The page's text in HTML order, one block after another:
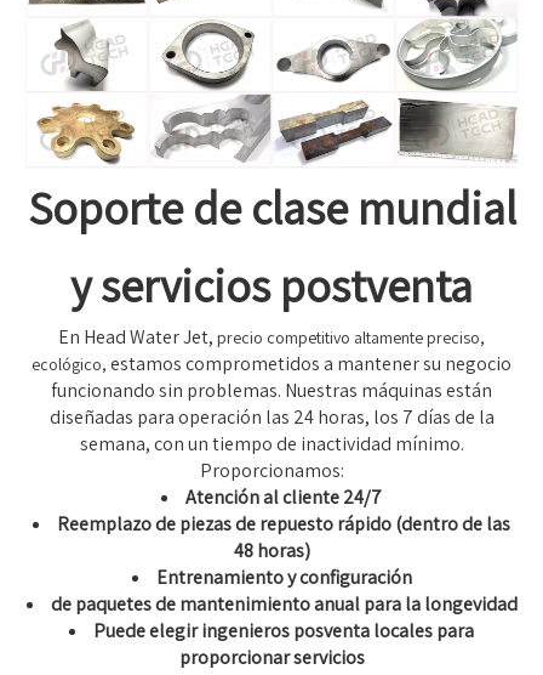
Soporte de clase mundial
y servicios postventa
En Head Water Jet, precio competitivo altamente preciso,
ecológico, estamos comprometidos a mantener su negocio
funcionando sin problemas. Nuestras máquinas están
diseñadas para operación las 24 horas, los 7 días de la
semana, con un tiempo de inactividad mínimo.
Proporcionamos:
Atención al cliente 24/7
Reemplazo de piezas de repuesto rápido (dentro de las
48 horas)
Entrenamiento y configuración
de paquetes de mantenimiento anual para la longevidad
Puede elegir ingenieros posventa locales para
proporcionar servicios